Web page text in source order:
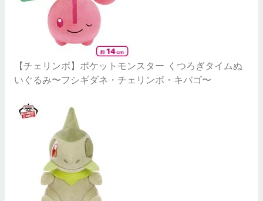
【チェリンボ】ポケットモンスター くつろぎタイムぬ
いぐるみ〜フシギダネ・チェリンボ・キバゴ〜